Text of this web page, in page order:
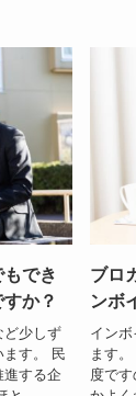
でき
か？
ど少しず
ます。 民
進する企
ブロ
ンボ
イン
ます
度で